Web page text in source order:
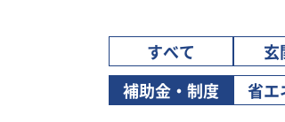
すべて 玄
補助金・制度
省エ